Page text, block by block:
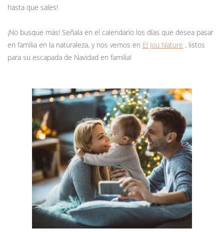
hasta que sales!
¡No busque más! Señala en el calendario los días que desea pasar
en familia en la naturaleza, y nos vemos en El Jou Nature , listos
para su escapada de Navidad en familia!